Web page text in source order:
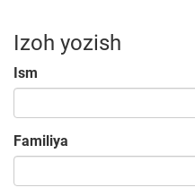
Izoh yozish
Ism
Familiya